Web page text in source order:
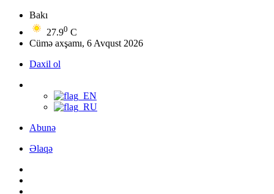
Bakı
27.90 C
Cümə axşamı, 6 Avqust 2026
Daxil ol
Abunə
Əlaqə